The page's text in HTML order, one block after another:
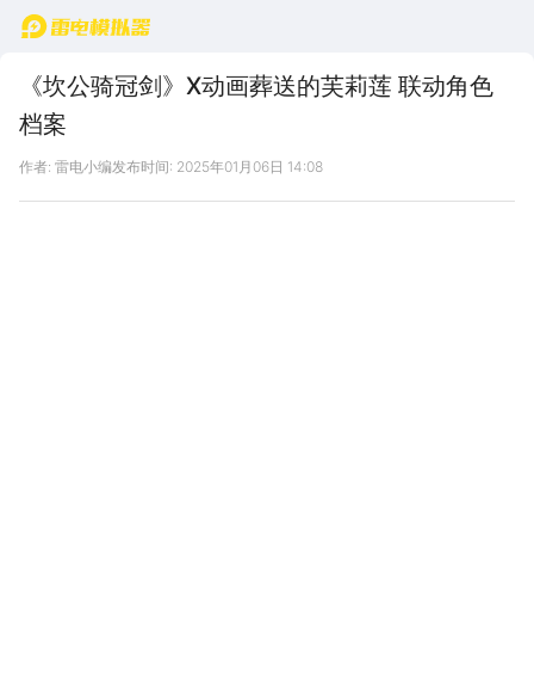
首页
《坎公骑冠剑》X动画葬送的芙莉莲 联动角色
档案
作者: 雷电小编发布时间: 2025年01月06日 14:08